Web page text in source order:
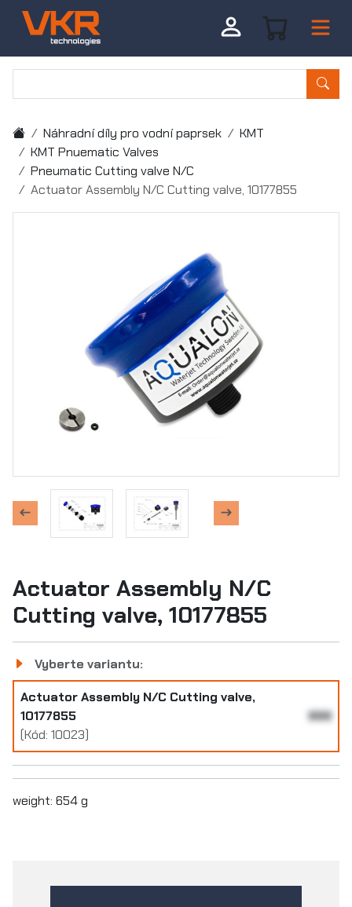
Náhradní díly pro vodní paprsek
KMT
KMT Pnuematic Valves
Pneumatic Cutting valve N/C
Actuator Assembly N/C Cutting valve, 10177855
Actuator Assembly N/C
Cutting valve, 10177855
Vyberte variantu:
Actuator Assembly N/C Cutting valve,
10177855
(Kód: 10023)
999
weight: 654 g